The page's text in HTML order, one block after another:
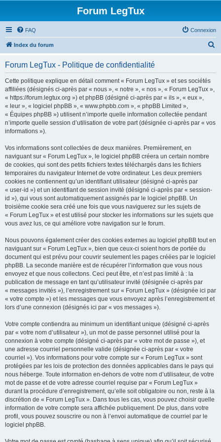
Forum LegTux
FAQ Connexion
Index du forum
Forum LegTux - Politique de confidentialité
Cette politique explique en détail comment « Forum LegTux » et ses sociétés
affiliées (désignés ci-après par « nous », « notre », « nos », « Forum LegTux »,
« https://forum.legtux.org ») et phpBB (désigné ci-après par « ils », « eux »,
« leur », « logiciel phpBB », « www.phpbb.com », « phpBB Limited »,
« Équipes phpBB ») utilisent n’importe quelle information collectée pendant
n’importe quelle session d’utilisation de votre part (désignée ci-après par « vos
informations »).
Vos informations sont collectées de deux manières. Premièrement, en
naviguant sur « Forum LegTux », le logiciel phpBB créera un certain nombre
de cookies, qui sont des petits fichiers textes téléchargés dans les fichiers
temporaires du navigateur Internet de votre ordinateur. Les deux premiers
cookies ne contiennent qu’un identifiant utilisateur (désigné ci-après par
« user-id ») et un identifiant de session invité (désigné ci-après par « session-
id »), qui vous sont automatiquement assignés par le logiciel phpBB. Un
troisième cookie sera créé une fois que vous naviguerez sur les sujets de
« Forum LegTux » et est utilisé pour stocker les informations sur les sujets que
vous avez lus, ce qui améliore votre navigation sur le forum.
Nous pouvons également créer des cookies externes au logiciel phpBB tout en
naviguant sur « Forum LegTux », bien que ceux-ci soient hors de portée du
document qui est prévu pour couvrir seulement les pages créées par le logiciel
phpBB. La seconde manière est de récupérer l’information que vous nous
envoyez et que nous collectons. Ceci peut être, et n’est pas limité à : la
publication de message en tant qu’utilisateur invité (désignée ci-après par
« messages invités »), l’enregistrement sur « Forum LegTux » (désignée ici par
« votre compte ») et les messages que vous envoyez après l’enregistrement et
lors d’une connexion (désignés ici par « vos messages »).
Votre compte contiendra au minimum un identifiant unique (désigné ci-après
par « votre nom d’utilisateur »), un mot de passe personnel utilisé pour la
connexion à votre compte (désigné ci-après par « votre mot de passe »), et
une adresse courriel personnelle valide (désignée ci-après par « votre
courriel »). Vos informations pour votre compte sur « Forum LegTux » sont
protégées par les lois de protection des données applicables dans le pays qui
nous héberge. Toute information en-dehors de votre nom d’utilisateur, de votre
mot de passe et de votre adresse courriel requise par « Forum LegTux »
durant la procédure d’enregistrement, qu’elle soit obligatoire ou non, reste à la
discrétion de « Forum LegTux ». Dans tous les cas, vous pouvez choisir quelle
information de votre compte sera affichée publiquement. De plus, dans votre
profil, vous pouvez souscrire ou non à l’envoi automatique de courriel par le
logiciel phpBB.